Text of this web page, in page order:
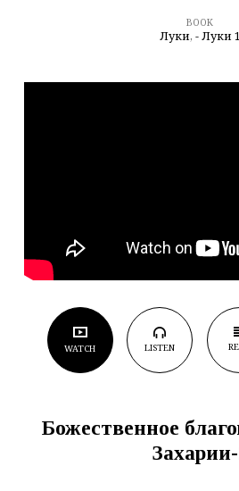
BOOK
Луки, - Луки 1
WATCH LISTEN
Божественное